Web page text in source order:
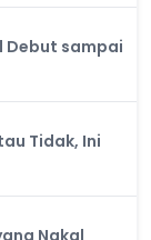
Debut sampai
Tidak, Ini